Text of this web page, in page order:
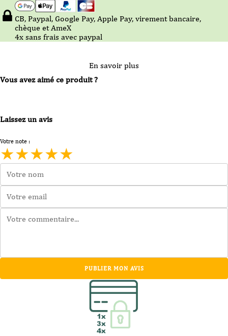
CB, Paypal, Google Pay, Apple Pay, virement bancaire,
chèque et AmeX
4x sans frais avec paypal
En savoir plus
Vous avez aimé ce produit ?
Laissez un avis
Votre note :
★★★★★
PUBLIER MON AVIS